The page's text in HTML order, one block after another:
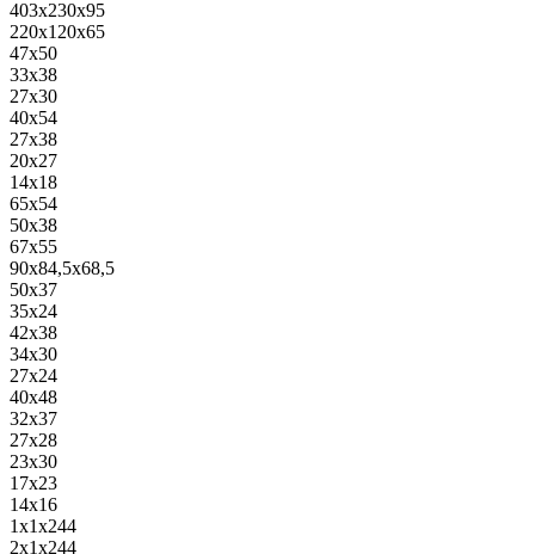
403x230x95
220x120x65
47x50
33x38
27x30
40x54
27x38
20x27
14x18
65x54
50x38
67x55
90x84,5x68,5
50x37
35x24
42x38
34x30
27x24
40x48
32x37
27x28
23x30
17x23
14x16
1x1x244
2x1x244